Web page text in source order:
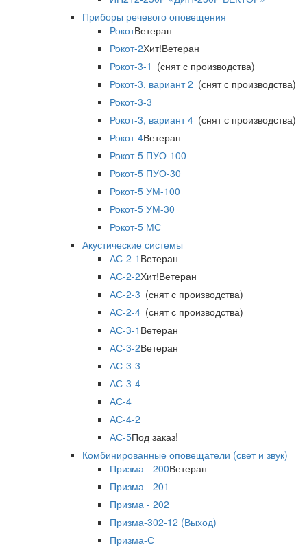
Приборы речевого оповещения
РокотВетеран
Рокот-2Хит!Ветеран
Рокот-3-1 (снят с производства)
Рокот-3, вариант 2 (снят с производства)
Рокот-3-3
Рокот-3, вариант 4 (снят с производства)
Рокот-4Ветеран
Рокот-5 ПУО-100
Рокот-5 ПУО-30
Рокот-5 УМ-100
Рокот-5 УМ-30
Рокот-5 МС
Акустические системы
АС-2-1 Ветеран
АС-2-2Хит!Ветеран
АС-2-3 (снят с производства)
АС-2-4 (снят с производства)
АС-3-1 Ветеран
АС-3-2Ветеран
АС-3-3
АС-3-4
АС-4
АС-4-2
АС-5Под заказ!
Комбинированные оповещатели (свет и звук)
Призма - 200Ветеран
Призма - 201
Призма - 202
Призма-302-12 (Выход)
Призма-С